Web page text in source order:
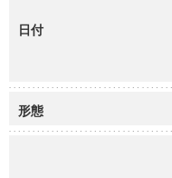
日付
形態